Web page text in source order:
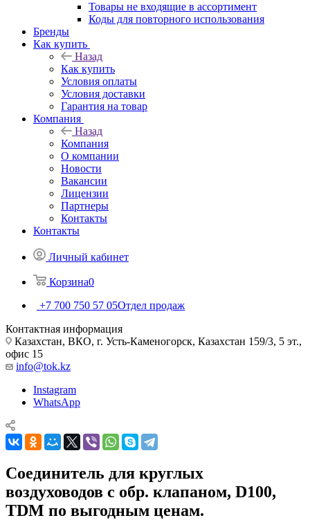
Товары не входящие в ассортимент
Коды для повторного использования
Бренды
Как купить
Назад
Как купить
Условия оплаты
Условия доставки
Гарантия на товар
Компания
Назад
Компания
О компании
Новости
Вакансии
Лицензии
Партнеры
Контакты
Контакты
Личный кабинет
Корзина0
+7 700 750 57 05Отдел продаж
Контактная информация
Казахстан, ВКО, г. Усть-Каменогорск, Казахстан 159/3, 5 эт.,
офис 15
info@tok.kz
Instagram
WhatsApp
Соединитель для круглых
воздуховодов с обр. клапаном, D100,
TDM по выгодным ценам.